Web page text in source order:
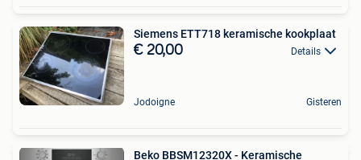
Siemens ETT718 keramische kookplaat
€ 20,00 Details
Jodoigne Gisteren
Beko BBSM12320X - Keramische